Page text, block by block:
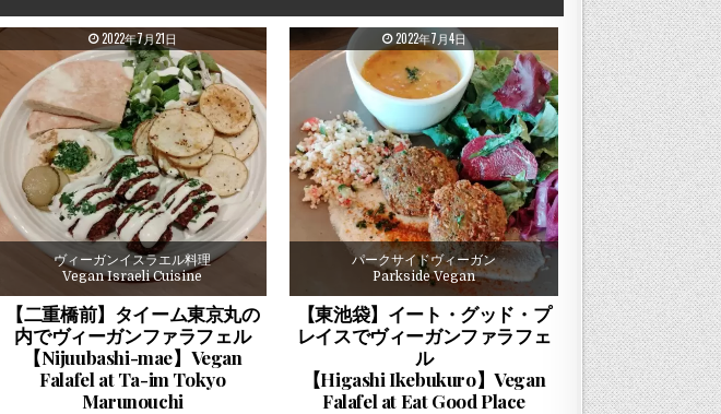
PUBLISHED DATE:
2022年7月21日
ヴィーガンイスラエル料理
Vegan Israeli Cuisine
【二重橋前】タイーム東京丸の
内でヴィーガンファラフェル
【Nijuubashi-mae】Vegan
Falafel at Ta-im Tokyo
Marunouchi
PUBLISHED DATE:
2022年7月4日
パークサイドヴィーガン
Parkside Vegan
【東池袋】イート・グッド・プ
レイスでヴィーガンファラフェ
ル
【Higashi Ikebukuro】Vegan
Falafel at Eat Good Place